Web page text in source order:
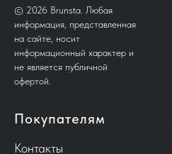
© 2026 Brunsta. Любая
информация, представленная
на сайте, носит
информационный характер и
не является публичной
офертой.
Покупателям
Контакты